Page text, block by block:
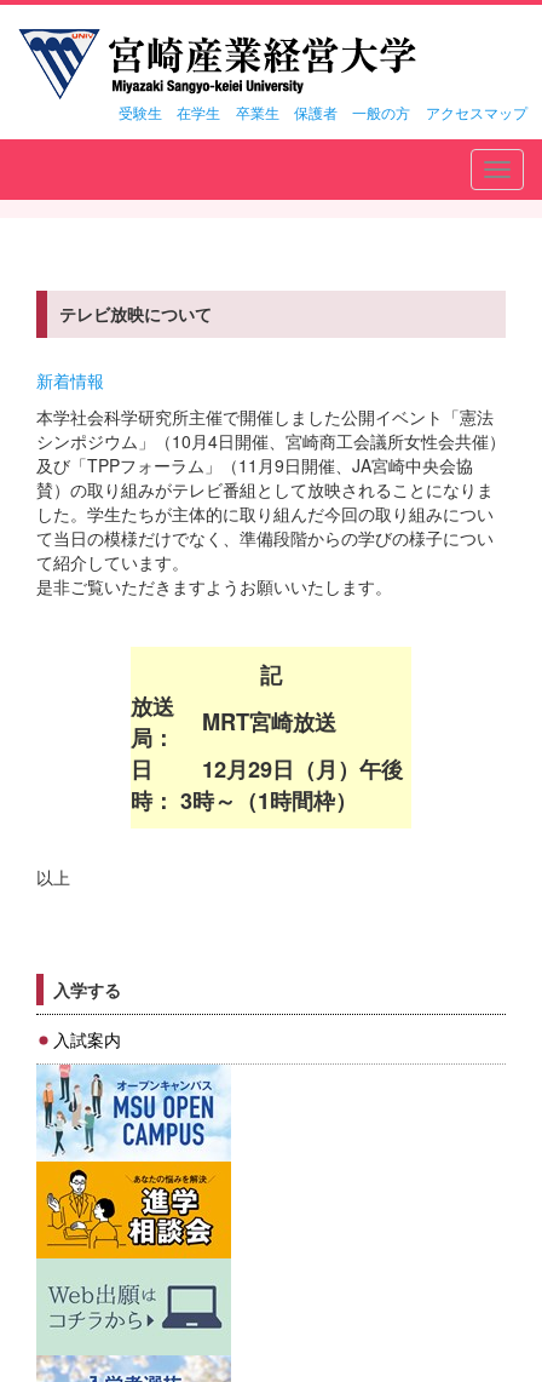
受験生 在学生 卒業生 保護者 一般の方 アクセスマップ
入学する
入試案内
テレビ放映について
新着情報
本学社会科学研究所主催で開催しました公開イベント「憲法
シンポジウム」（10月4日開催、宮崎商工会議所女性会共催）
及び「TPPフォーラム」（11月9日開催、JA宮崎中央会協
賛）の取り組みがテレビ番組として放映されることになりま
した。学生たちが主体的に取り組んだ今回の取り組みについ
て当日の模様だけでなく、準備段階からの学びの様子につい
て紹介しています。
是非ご覧いただきますようお願いいたします。
記
放送
局：
MRT宮崎放送
日
時：
12月29日（月）午後
3時～（1時間枠）
以上